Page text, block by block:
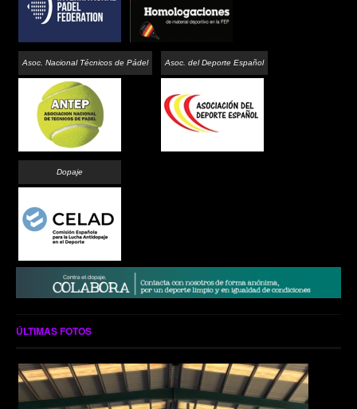
Asoc. Nacional Técnicos de Pádel Asoc. del Deporte Español
Dopaje
ÚLTIMAS FOTOS